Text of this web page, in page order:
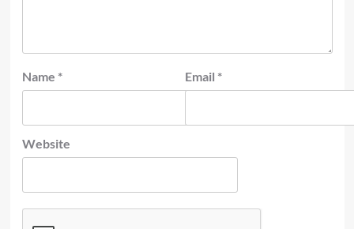
Name * Email *
Website